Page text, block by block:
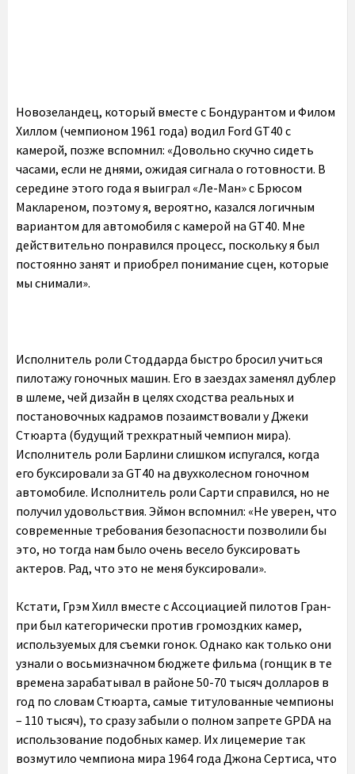
Новозеландец, который вместе с Бондурантом и Филом
Хиллом (чемпионом 1961 года) водил Ford GT40 с
камерой, позже вспомнил: «Довольно скучно сидеть
часами, если не днями, ожидая сигнала о готовности. В
середине этого года я выиграл «Ле-Ман» с Брюсом
Маклареном, поэтому я, вероятно, казался логичным
вариантом для автомобиля с камерой на GT40. Мне
действительно понравился процесс, поскольку я был
постоянно занят и приобрел понимание сцен, которые
мы снимали».
Исполнитель роли Стоддарда быстро бросил учиться
пилотажу гоночных машин. Его в заездах заменял дублер
в шлеме, чей дизайн в целях сходства реальных и
постановочных кадрамов позаимствовали у Джеки
Стюарта (будущий трехкратный чемпион мира).
Исполнитель роли Барлини слишком испугался, когда
его буксировали за GT40 на двухколесном гоночном
автомобиле. Исполнитель роли Сарти справился, но не
получил удовольствия. Эймон вспомнил: «Не уверен, что
современные требования безопасности позволили бы
это, но тогда нам было очень весело буксировать
актеров. Рад, что это не меня буксировали».
Кстати, Грэм Хилл вместе с Ассоциацией пилотов Гран-
при был категорически против громоздких камер,
используемых для съемки гонок. Однако как только они
узнали о восьмизначном бюджете фильма (гонщик в те
времена зарабатывал в районе 50-70 тысяч долларов в
год по словам Стюарта, самые титулованные чемпионы
– 110 тысяч), то сразу забыли о полном запрете GPDA на
использование подобных камер. Их лицемерие так
возмутило чемпиона мира 1964 года Джона Сертиса, что